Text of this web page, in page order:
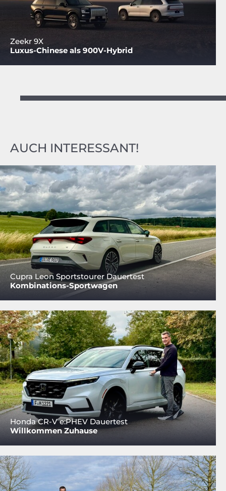
Zeekr 9X
Luxus-Chinese als 900V-Hybrid
AUCH INTERESSANT!
Cupra Leon Sportstourer Dauertest
Kombinations-Sportwagen
Honda CR-V e:PHEV Dauertest
Willkommen Zuhause